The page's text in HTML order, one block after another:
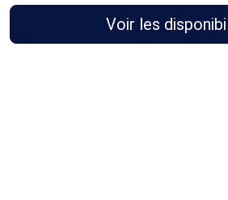
Voir les